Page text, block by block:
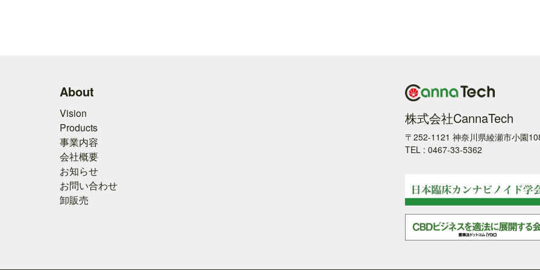
About
Vision
Products
事業内容
会社概要
お知らせ
お問い合わせ
卸販売
株式会社CannaTech
〒252-1121 神奈川県綾瀬市小園
TEL : 0467-33-5362